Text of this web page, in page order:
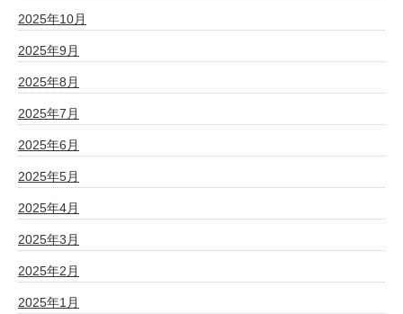
2025年10月
2025年9月
2025年8月
2025年7月
2025年6月
2025年5月
2025年4月
2025年3月
2025年2月
2025年1月